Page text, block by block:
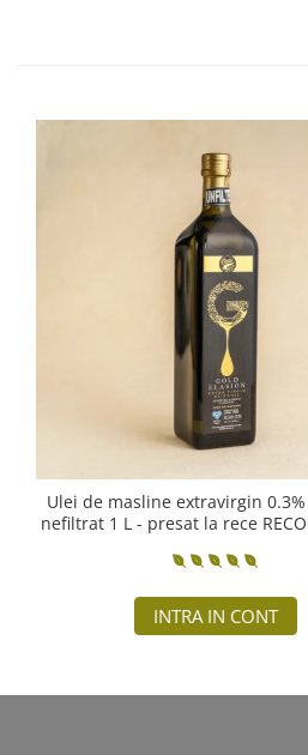
Ulei de masline extravirgin
nefiltrat 1 L - presat la rece
INTRA IN CONT